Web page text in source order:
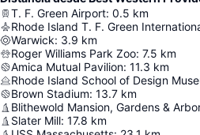
T. F. Green Airport: 0.5 km
Rhode Island T. F. Green
Warwick: 3.9 km
Roger Williams Park Zoo: 7.5 km
Amica Mutual Pavilion: 11.3 km
Rhode Island School of Design
Brown Stadium: 13.7 km
Blithewold Mansion, Gardens &
Slater Mill: 17.8 km